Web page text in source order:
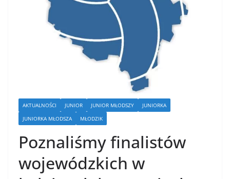
AKTUALNOŚCI JUNIOR JUNIOR MŁODSZY
JUNIORKA
JUNIORKA MŁODSZA
MŁODZIK
Poznaliśmy finalistów
wojewódzkich w